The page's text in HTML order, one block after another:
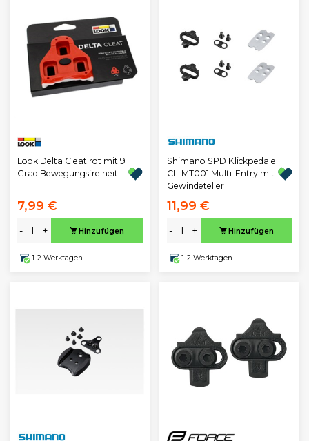
Look Delta Cleat rot mit 9
Grad Bewegungsfreiheit
7,99 €
- + Hinzufügen
1-2 Werktagen
Shimano SPD Klickpedale
CL-MT001 Multi-Entry mit
Gewindeteller
11,99 €
- + Hinzufügen
1-2 Werktagen